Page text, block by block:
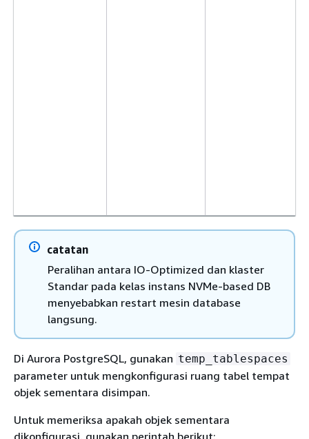
catatan
Peralihan antara IO-Optimized dan klaster
Standar pada kelas instans NVMe-based DB
menyebabkan restart mesin database
langsung.
Di Aurora PostgreSQL, gunakan temp_tablespaces
parameter untuk mengkonfigurasi ruang tabel tempat
objek sementara disimpan.
Untuk memeriksa apakah objek sementara
dikonfigurasi, gunakan perintah berikut: